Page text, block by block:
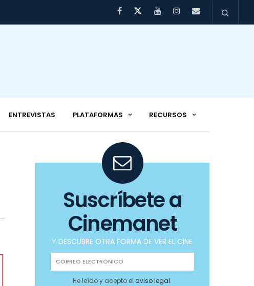
ENTREVISTAS PLATAFORMAS RECURSOS
Suscríbete a
Cinemanet
Y DESCUBRE OTRA FORMA DE VER EL CINE
He leído y acepto elaviso legal.